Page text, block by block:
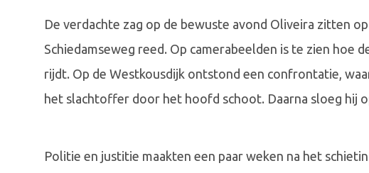
De verdachte zag op de bewuste avond Oliveira zitten
Schiedamseweg reed. Op camerabeelden is te zien hoe
rijdt. Op de Westkousdijk ontstond een confrontatie,
het slachtoffer door het hoofd schoot. Daarna sloeg hij
Politie en justitie maakten een paar weken na het